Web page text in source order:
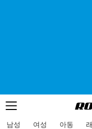
메뉴
남성 여성 아동